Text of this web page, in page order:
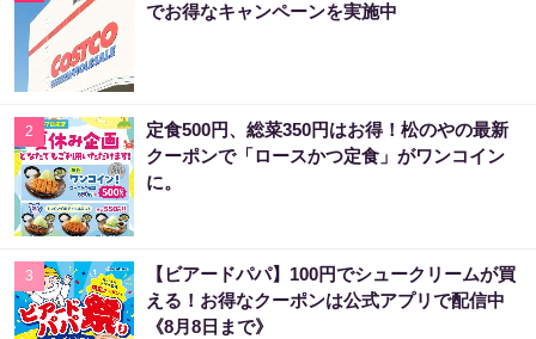
でお得なキャンペーンを実施中
2
定食500円、総菜350円はお得！松のやの最新
クーポンで「ロースかつ定食」がワンコイン
に。
3
【ビアードパパ】100円でシュークリームが買
える！お得なクーポンは公式アプリで配信中
《8月8日まで》